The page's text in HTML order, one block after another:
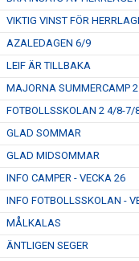
VIKTIG VINST FÖR
AZALEDAGEN 6/9
LEIF ÄR TILLBAKA
MAJORNA SUMMERCAMP 2
FOTBOLLSSKOLAN 2 4/8-7/
GLAD SOMMAR
GLAD MIDSOMMAR
INFO CAMPER - VECKA 26
INFO FOTBOLLSSKOLAN -
MÅLKALAS
ÄNTLIGEN SEGER